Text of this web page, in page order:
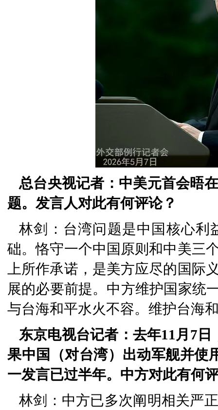
总台央视记者：中美元首会晤
题。发言人对此有何评论？
林剑：台湾问题是中国核心利
础。恪守一个中国原则和中美三
上所作承诺，是美方应尽的国际
展的必要前提。中方维护国家统
与台海和平水火不容。维护台海
东京电视台记者：去年11月7
果中国（对台湾）出动军舰并使
一发言已过半年。中方对此有何
林剑：中方已多次阐明相关严